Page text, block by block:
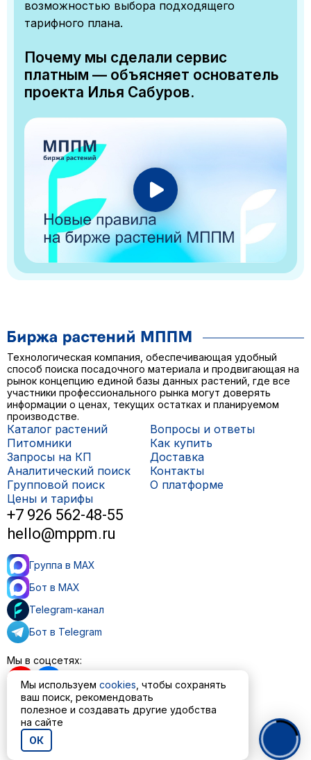
возможностью выбора подходящего
тарифного плана.
Почему мы сделали сервис
платным — объясняет основатель
проекта Илья Сабуров.
Технологическая компания, обеспечивающая удобный
способ поиска посадочного материала и продвигающая на
рынок концепцию единой базы данных растений, где все
участники профессионального рынка могут доверять
информации о ценах, текущих остатках и планируемом
производстве.
Каталог растений
Питомники
Запросы на КП
Аналитический поиск
Групповой поиск
Цены и тарифы
Вопросы и ответы
Как купить
Доставка
Контакты
О платформе
+7 926 562-48-55
hello@mppm.ru
Группа в MAX
Бот в MAX
Telegram-канал
Бот в Telegram
Мы в соцсетях:
Пользовательское соглашение
Политика обработки персональных данных
© ООО «МППМ» 2023—2026
Мы используем cookies , чтобы сохранять
ваш поиск, рекомендовать
полезное и создавать другие удобства
на сайте
ОК